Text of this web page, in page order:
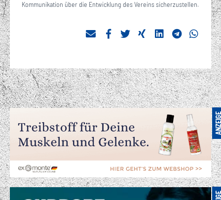
Kommunikation über die Entwicklung des Vereins sicherzustellen.